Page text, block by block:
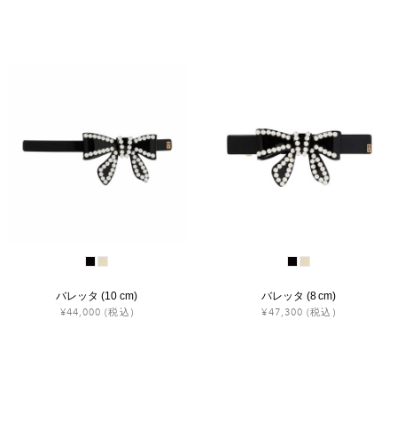
バレッタ (10 cm)
¥44,000 (税込)
バレッタ (8 cm)
¥47,300 (税込)